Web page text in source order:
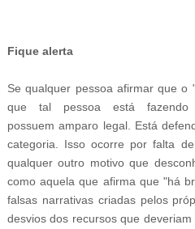
Fique alerta
Se qualquer pessoa afirmar que o
que tal pessoa está
possuem amparo legal. Está
categoria. Isso ocorre por falta
qualquer outro motivo que
como aquela que afirma que "há
falsas narrativas criadas pelos
desvios dos recursos que